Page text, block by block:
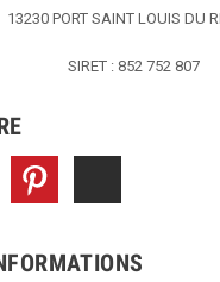
13230 PORT SAINT LOUIS DU
SIRET : 852 752 807
YouTube